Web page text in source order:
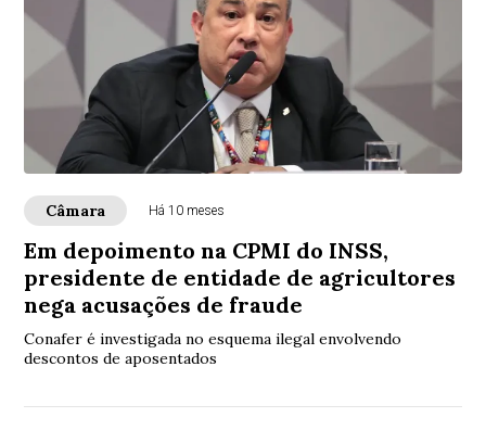
Câmara Há 10 meses
Em depoimento na CPMI do INSS,
presidente de entidade de agricultores
nega acusações de fraude
Conafer é investigada no esquema ilegal envolvendo
descontos de aposentados